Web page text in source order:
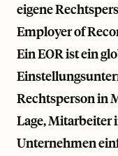
eigene
Employer of
Ein EOR ist ein
Rechtsperson in
Lage,
Unternehmen